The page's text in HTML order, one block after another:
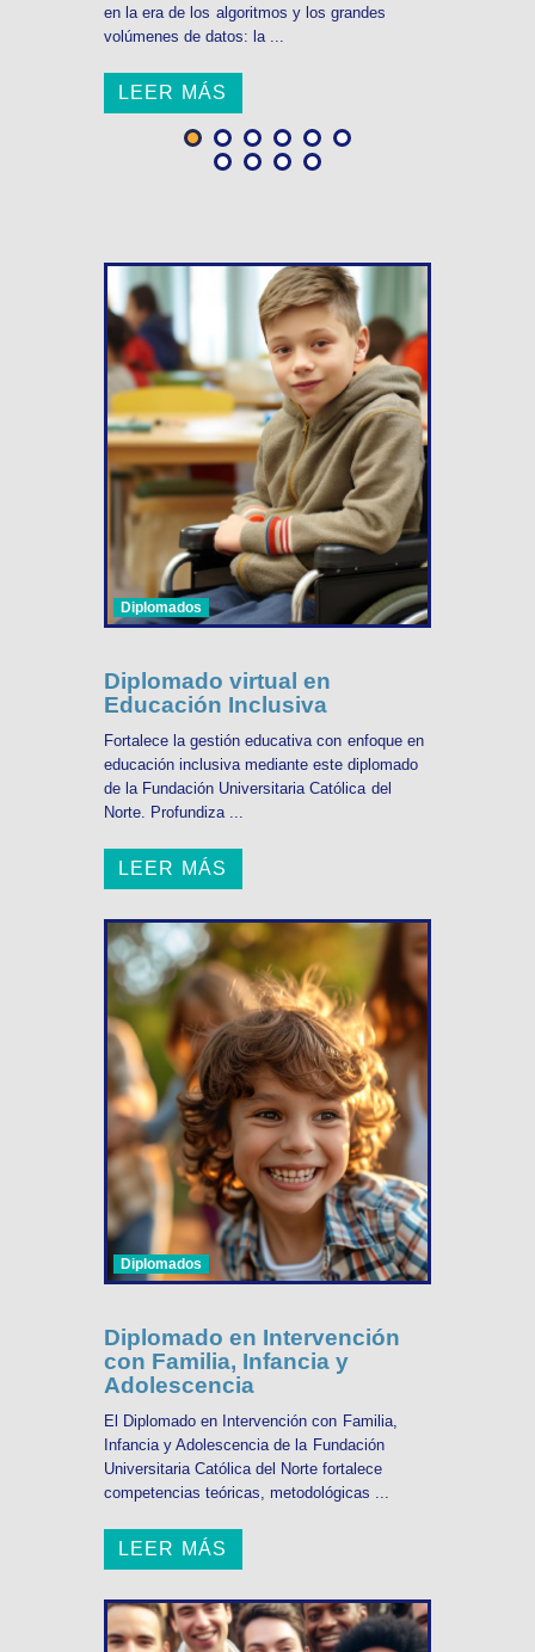
en la era de los algoritmos y los grandes
volúmenes de datos: la ...
LEER MÁS
Diplomados
Diplomado virtual en
Educación Inclusiva
Fortalece la gestión educativa con enfoque en
educación inclusiva mediante este diplomado
de la Fundación Universitaria Católica del
Norte. Profundiza ...
LEER MÁS
Diplomados
Diplomado en Intervención
con Familia, Infancia y
Adolescencia
El Diplomado en Intervención con Familia,
Infancia y Adolescencia de la Fundación
Universitaria Católica del Norte fortalece
competencias teóricas, metodológicas ...
LEER MÁS